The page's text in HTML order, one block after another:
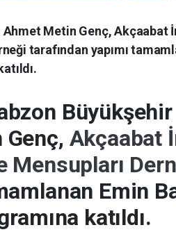
Ahmet Metin Genç, Akçaabat
tarafından yapımı
Genç, Akçaabat
Mensupları
Emin
katıldı.